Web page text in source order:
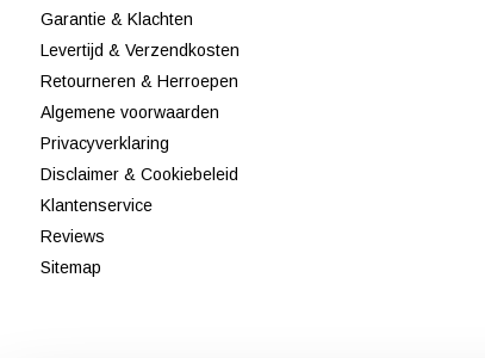
Garantie & Klachten
Levertijd & Verzendkosten
Retourneren & Herroepen
Algemene voorwaarden
Privacyverklaring
Disclaimer & Cookiebeleid
Klantenservice
Reviews
Sitemap